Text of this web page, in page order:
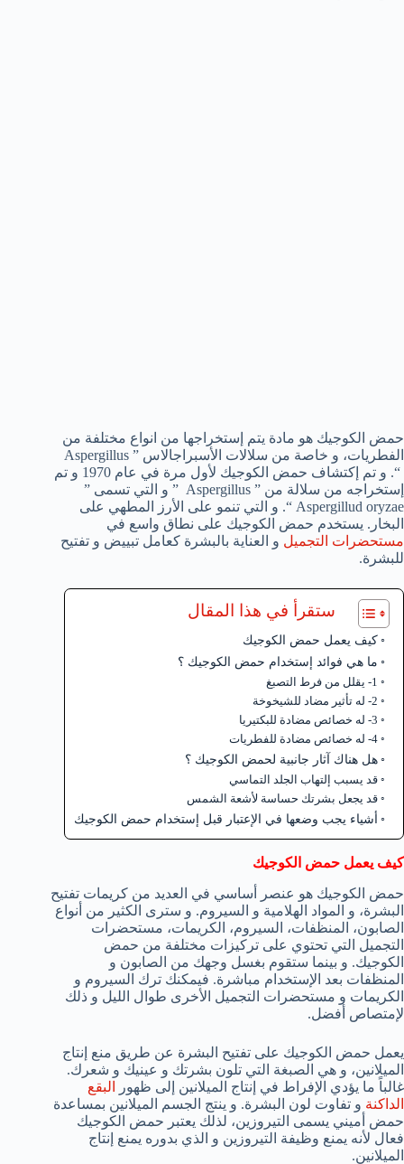
حمض الكوجيك هو مادة يتم إستخراجها من انواع مختلفة من
الفطريات، و خاصة من سلالات الأسبراجالاس ” Aspergillus
“. و تم إكتشاف حمض الكوجيك لأول مرة في عام 1970 و تم
إستخراجه من سلالة من ” Aspergillus ” و التي تسمى ”
Aspergillud oryzae “. و التي تنمو على الأرز المطهي على
البخار. يستخدم حمض الكوجيك على نطاق واسع في
مستحضرات التجميل و العناية بالبشرة كعامل تبييض و تفتيح
للبشرة.
ستقرأ في هذا المقال
كيف يعمل حمض الكوجيك
ما هي فوائد إستخدام حمض الكوجيك ؟
1- يقلل من فرط التصبغ
2- له تأثير مضاد للشيخوخة
3- له خصائص مضادة للبكتيريا
4- له خصائص مضادة للفطريات
هل هناك آثار جانبية لحمض الكوجيك ؟
قد يسبب إلتهاب الجلد التماسي
قد يجعل بشرتك حساسة لأشعة الشمس
أشياء يجب وضعها في الإعتبار قبل إستخدام حمض الكوجيك
كيف يعمل حمض الكوجيك
حمض الكوجيك هو عنصر أساسي في العديد من كريمات تفتيح
البشرة، و المواد الهلامية و السيروم. و سترى الكثير من أنواع
الصابون، المنظفات، السيروم، الكريمات، مستحضرات
التجميل التي تحتوي على تركيزات مختلفة من حمض
الكوجيك. و بينما ستقوم بغسل وجهك من الصابون و
المنظفات بعد الإستخدام مباشرة. فيمكنك ترك السيروم و
الكريمات و مستحضرات التجميل الأخرى طوال الليل و ذلك
لإمتصاص أفضل.
يعمل حمض الكوجيك على تفتيح البشرة عن طريق منع إنتاج
الميلانين، و هي الصبغة التي تلون بشرتك و عينيك و شعرك.
غالباً ما يؤدي الإفراط في إنتاج الميلانين إلى ظهور
البقع
الداكنة و تفاوت لون البشرة. و ينتج الجسم الميلانين بمساعدة
حمض أميني يسمى التيروزين، لذلك يعتبر حمض الكوجيك
فعال لأنه يمنع وظيفة التيروزين و الذي بدوره يمنع إنتاج
الميلانين.